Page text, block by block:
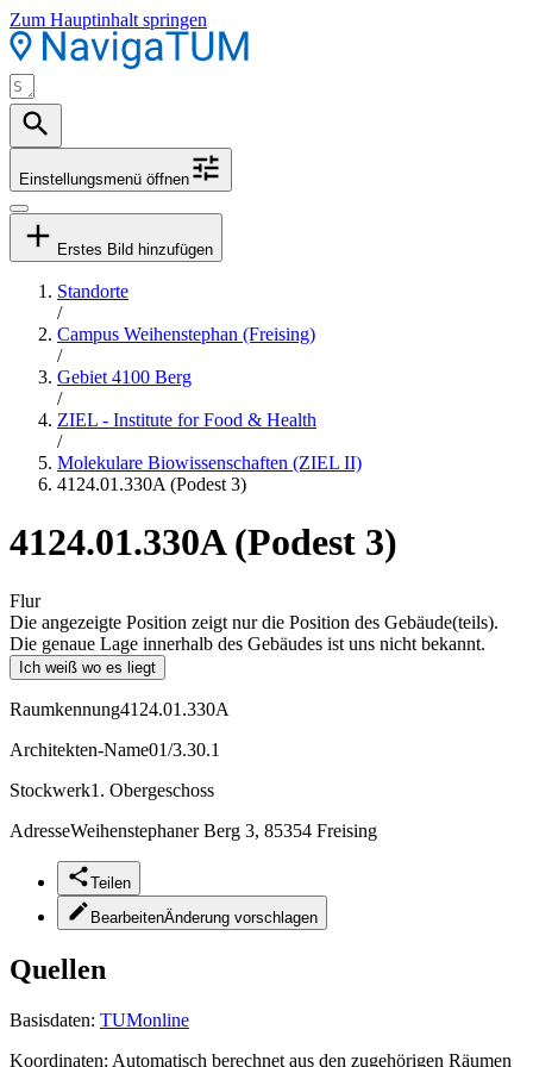
Zum Hauptinhalt springen
Einstellungsmenü öffnen
Erstes Bild hinzufügen
Standorte
/
Campus Weihenstephan (Freising)
/
Gebiet 4100 Berg
/
ZIEL - Institute for Food & Health
/
Molekulare Biowissenschaften (ZIEL II)
4124.01.330A (Podest 3)
4124.01.330A (Podest 3)
Flur
Die angezeigte Position zeigt nur die Position des Gebäude(teils).
Die genaue Lage innerhalb des Gebäudes ist uns nicht bekannt.
Ich weiß wo es liegt
Raumkennung4124.01.330A
Architekten-Name01/3.30.1
Stockwerk1. Obergeschoss
AdresseWeihenstephaner Berg 3, 85354 Freising
Teilen
BearbeitenÄnderung vorschlagen
Quellen
Basisdaten: TUMonline
Koordinaten: Automatisch berechnet aus den zugehörigen Räumen